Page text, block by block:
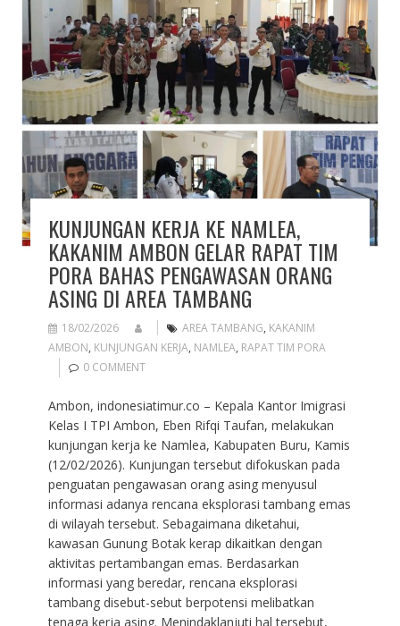
KUNJUNGAN KERJA KE NAMLEA,
KAKANIM AMBON GELAR RAPAT TIM
PORA BAHAS PENGAWASAN ORANG
ASING DI AREA TAMBANG
18/02/2026 AREA TAMBANG, KAKANIM
AMBON, KUNJUNGAN KERJA, NAMLEA, RAPAT TIM PORA
0 COMMENT
Ambon, indonesiatimur.co – Kepala Kantor Imigrasi
Kelas I TPI Ambon, Eben Rifqi Taufan, melakukan
kunjungan kerja ke Namlea, Kabupaten Buru, Kamis
(12/02/2026). Kunjungan tersebut difokuskan pada
penguatan pengawasan orang asing menyusul
informasi adanya rencana eksplorasi tambang emas
di wilayah tersebut. Sebagaimana diketahui,
kawasan Gunung Botak kerap dikaitkan dengan
aktivitas pertambangan emas. Berdasarkan
informasi yang beredar, rencana eksplorasi
tambang disebut-sebut berpotensi melibatkan
tenaga kerja asing. Menindaklanjuti hal tersebut,